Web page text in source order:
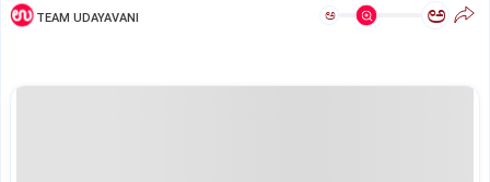
TEAM UDAYAVANI ಅ ಅ